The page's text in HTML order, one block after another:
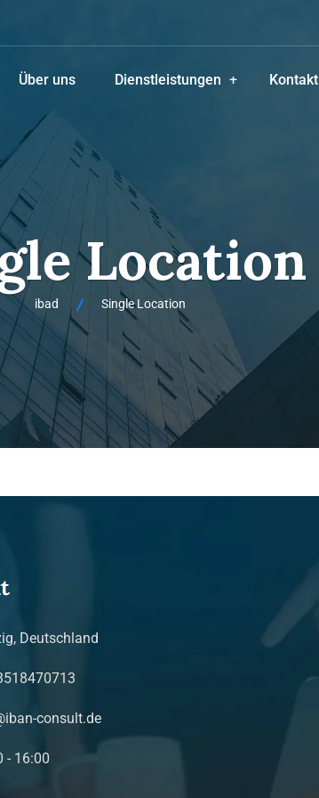
Über uns Dienstleistungen Kontakt
Location
ibad Single Location
Deutschland
consult.de
- 16:00